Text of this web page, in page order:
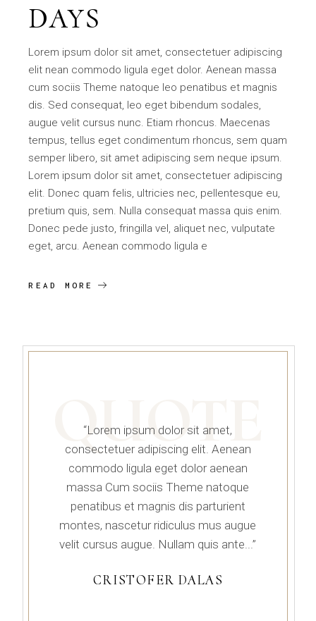
DAYS
Lorem ipsum dolor sit amet, consectetuer adipiscing
elit nean commodo ligula eget dolor. Aenean massa
cum sociis Theme natoque leo penatibus et magnis
dis. Sed consequat, leo eget bibendum sodales,
augue velit cursus nunc. Etiam rhoncus. Maecenas
tempus, tellus eget condimentum rhoncus, sem quam
semper libero, sit amet adipiscing sem neque ipsum.
Lorem ipsum dolor sit amet, consectetuer adipiscing
elit. Donec quam felis, ultricies nec, pellentesque eu,
pretium quis, sem. Nulla consequat massa quis enim.
Donec pede justo, fringilla vel, aliquet nec, vulputate
eget, arcu. Aenean commodo ligula e
READ MORE
QUOTE
“Lorem ipsum dolor sit amet,
consectetuer adipiscing elit. Aenean
commodo ligula eget dolor aenean
massa Cum sociis Theme natoque
penatibus et magnis dis parturient
montes, nascetur ridiculus mus augue
velit cursus augue. Nullam quis ante...”
CRISTOFER DALAS